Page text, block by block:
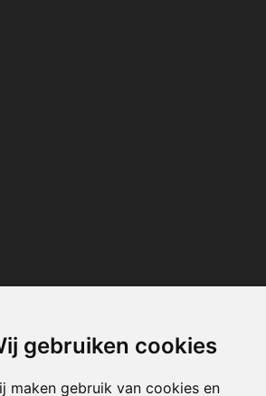
gebruiken cookies
maken gebruik van cookies en